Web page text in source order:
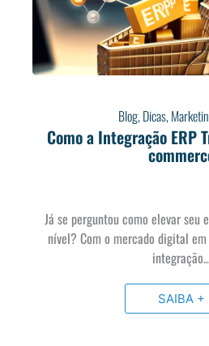
Blog,Dicas,
Como a Integração ERP
Já se perguntou como elevar seu
nível? Com o mercado digital
SAIBA +